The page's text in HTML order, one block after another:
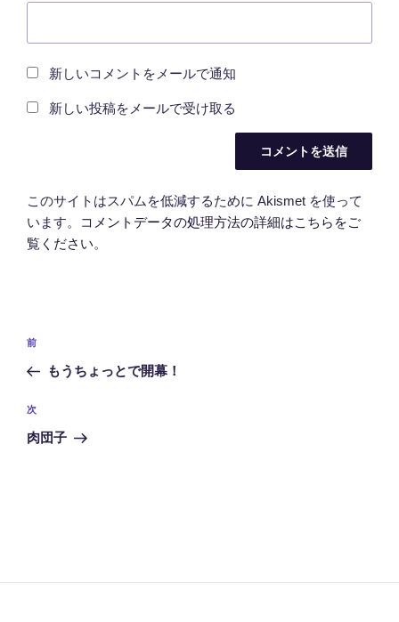
新しいコメントをメールで通知
新しい投稿をメールで受け取る
このサイトはスパムを低減するために Akismet を使って
います。
コメントデータの処理方法の詳細はこちらをご
覧ください。
投
ナ
ビ
ゲ
前
の
稿
前
もうちょっとで開幕！
次
の
次
肉団子